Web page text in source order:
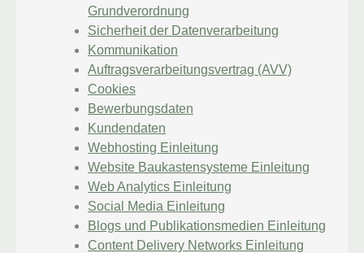
Grundverordnung
Sicherheit der Datenverarbeitung
Kommunikation
Auftragsverarbeitungsvertrag (AVV)
Cookies
Bewerbungsdaten
Kundendaten
Webhosting Einleitung
Website Baukastensysteme Einleitung
Web Analytics Einleitung
Social Media Einleitung
Blogs und Publikationsmedien Einleitung
Content Delivery Networks Einleitung